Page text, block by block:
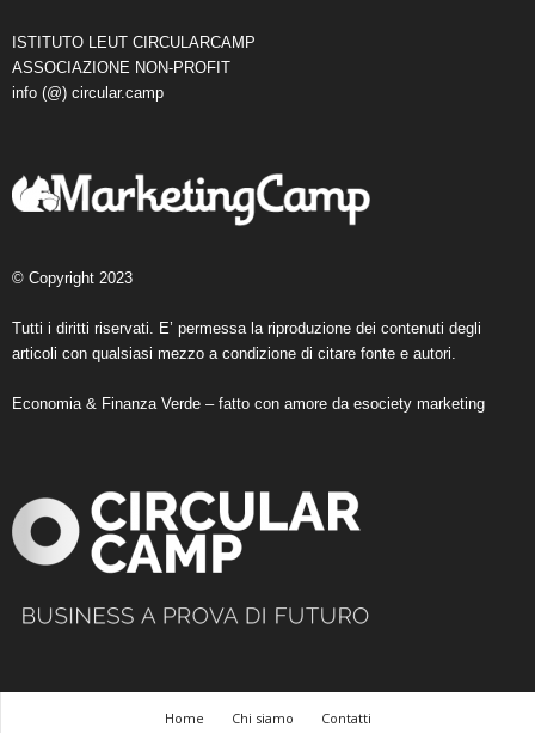
ISTITUTO LEUT CIRCULARCAMP
ASSOCIAZIONE NON-PROFIT
info (@) circular.camp
© Copyright 2023
Tutti i diritti riservati. E’ permessa la riproduzione dei contenuti degli
articoli con qualsiasi mezzo a condizione di citare fonte e autori.
Economia & Finanza Verde – fatto con amore da esociety marketing
Home Chi siamo Contatti